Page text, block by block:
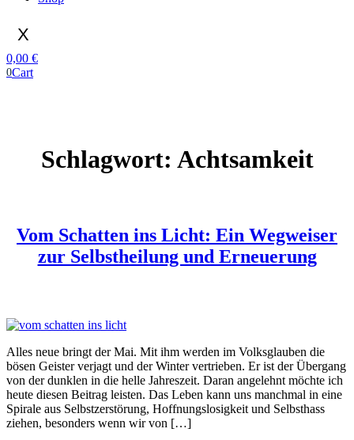
X
0,00 €
0Cart
Schlagwort: Achtsamkeit
Vom Schatten ins Licht: Ein Wegweiser
zur Selbstheilung und Erneuerung
Alles neue bringt der Mai. Mit ihm werden im Volksglauben die
bösen Geister verjagt und der Winter vertrieben. Er ist der Übergang
von der dunklen in die helle Jahreszeit. Daran angelehnt möchte ich
heute diesen Beitrag leisten. Das Leben kann uns manchmal in eine
Spirale aus Selbstzerstörung, Hoffnungslosigkeit und Selbsthass
ziehen, besonders wenn wir von […]